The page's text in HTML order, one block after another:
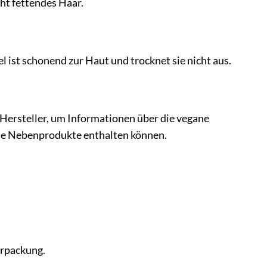
fettendes Haar.
ist schonend zur Haut und trocknet sie nicht aus.
um Informationen über die vegane
Nebenprodukte enthalten können.